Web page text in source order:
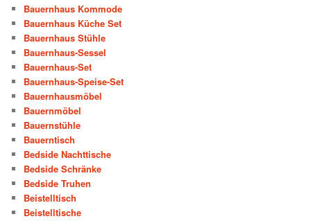
Bauernhaus Kommode
Bauernhaus Küche Set
Bauernhaus Stühle
Bauernhaus-Sessel
Bauernhaus-Set
Bauernhaus-Speise-Set
Bauernhausmöbel
Bauernmöbel
Bauernstühle
Bauerntisch
Bedside Nachttische
Bedside Schränke
Bedside Truhen
Beistelltisch
Beistelltische